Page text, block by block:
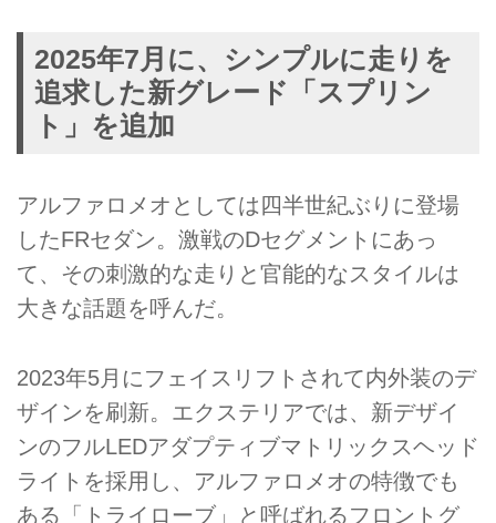
2025年7月に、シンプルに走りを
追求した新グレード「スプリン
ト」を追加
アルファロメオとしては四半世紀ぶりに登場
したFRセダン。激戦のDセグメントにあっ
て、その刺激的な走りと官能的なスタイルは
大きな話題を呼んだ。
2023年5月にフェイスリフトされて内外装のデ
ザインを刷新。エクステリアでは、新デザイ
ンのフルLEDアダプティブマトリックスヘッド
ライトを採用し、アルファロメオの特徴でも
ある「トライローブ」と呼ばれるフロントグ